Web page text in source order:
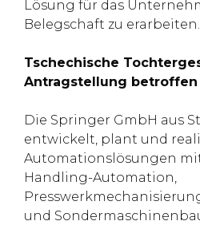
Lösung für das
Belegschaft zu erarbeiten.
Tschechische
Antragstellung betroffen
Die Springer GmbH aus
entwickelt, plant und
Automationslösungen
Handling-Automation,
und